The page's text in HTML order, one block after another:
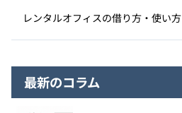
レンタルオフィスの借り方・使い方
最新のコラム